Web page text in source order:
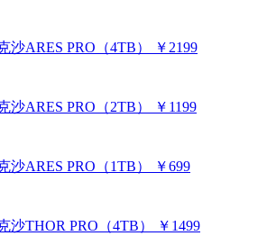
沙ARES PRO（4TB） ￥2199
沙ARES PRO（2TB） ￥1199
沙ARES PRO（1TB） ￥699
沙THOR PRO（4TB） ￥1499